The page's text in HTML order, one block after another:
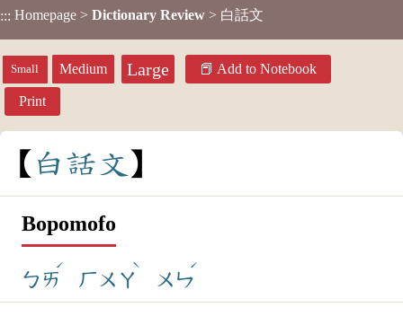
::: Homepage > Dictionary Review > 白話文
Small Medium Large Add to Notebook
Print
白話文
Bopomofo
ㄅㄞ
ˊ
ㄏㄨㄚ
ˋ
ㄨㄣ
ˊ